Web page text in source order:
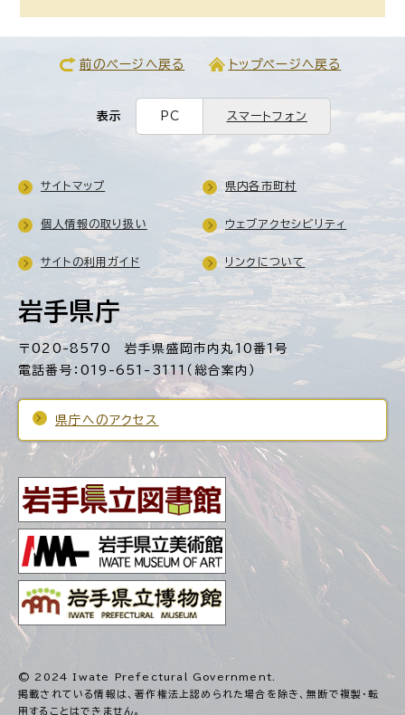
前のページへ戻る トップページへ戻る
表示 PC スマートフォン
岩手県庁
〒020-8570 岩手県盛岡市内丸10番1号
電話番号：019-651-3111（総合案内）
県庁へのアクセス
サイトマップ 県内各市町村
個人情報の取り扱い ウェブアクセシビリティ
サイトの利用ガイド リンクについて
© 2024 Iwate Prefectural Government.
掲載されている情報は、著作権法上認められた場合を除き、無断で複製・転
用することはできません。